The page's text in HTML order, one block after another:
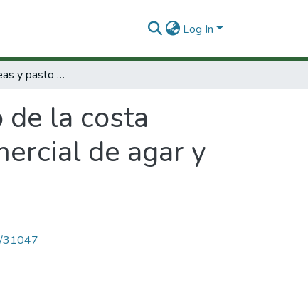
Log In
Algas rodofíceas y pasto marino de la costa caribe de Colombia como posible fuente comercial de agar y suplemento alimenticio de animales
la costa
de agar y
31047